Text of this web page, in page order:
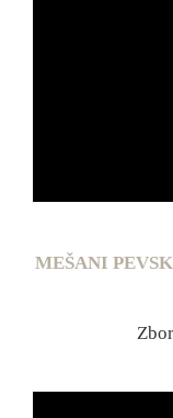
MEŠANI